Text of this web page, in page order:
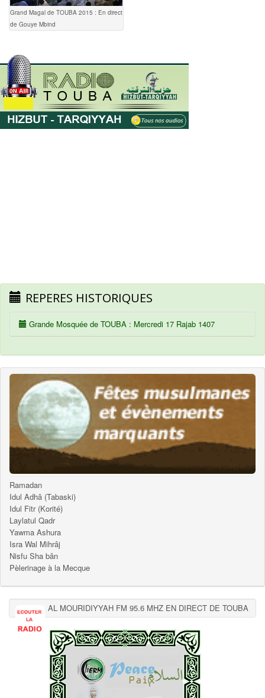
Grand Magal de TOUBA 2015 : En direct
de Gouye Mbind
REPERES HISTORIQUES
Grande Mosquée de TOUBA : Mercredi 17 Rajab 1407
Ramadan
Idul Adhâ (Tabaski)
Idul Fitr (Korité)
Laylatul Qadr
Yawma Ashura
Isra Wal Mihrâj
Nisfu Sha bân
Pèlerinage à la Mecque
AL MOURIDIYYAH FM 95.6 MHZ EN DIRECT DE TOUBA